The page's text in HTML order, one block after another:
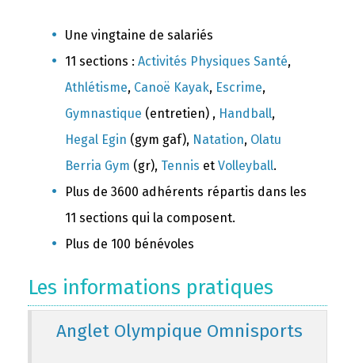
Une vingtaine de salariés
11 sections : Activités Physiques Santé,
Athlétisme, Canoë Kayak, Escrime,
Gymnastique (entretien) , Handball,
Hegal Egin (gym gaf), Natation, Olatu
Berria Gym (gr), Tennis et Volleyball.
Plus de 3600 adhérents répartis dans les
11 sections qui la composent.
Plus de 100 bénévoles
Les informations pratiques
Anglet Olympique Omnisports